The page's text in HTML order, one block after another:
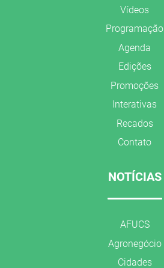
Vídeos
Programação
Agenda
Edições
Promoções
Interativas
Recados
Contato
NOTÍCIAS
AFUCS
Agronegócio
Cidades